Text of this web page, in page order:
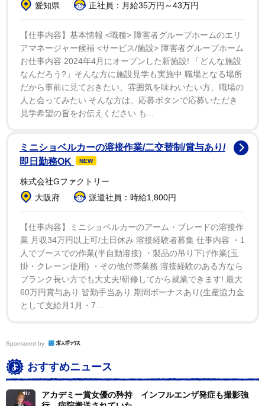
負傷はそれだけにとどまらず、その後も階段で滑って
足首を痛め、車いすで撮影したシーンもあったとラーマ
ンは明かし、「簡単ではなかったが、彼女はまさに真の
プロだった」と、ニコールのプロ根性を絶賛した。
愛知県
正社員：月給35万円～43万円
【仕事内容】基本情報 <職種> 障害者グループホームのエリ
アマネージャー候補 <サービス/施設> 障害者グループホーム
お仕事内容 2024年4月にオープンした新施設! 「どんな施設
なんだろう?」そんな方に施設見学も実施中 職場となる場所
だから事前に見ておきたい、雰囲気を味わいたい方、職場の
人と会ってみたい そんな方は、応募ボタンで応募いただき
見学希望の旨をお伝えください も...
ミニショベルカーの溶接作業/二交替制/賞与あり/
即日勤務OK
NEW
株式会社Gファクトリー
大阪府
派遣社員：時給1,800円
【仕事内容】ミニショベルカーのアーム・ブレードの溶接作
業 月収34万円以上可/土日休み 溶接経験者募集 仕事内容 ・1
人でブースでの作業(半自動溶接) ・製品の吊り下げ作業(玉
掛・クレーン使用) ・その他付帯業務 溶接経験のある方なら
ブランク長い方でも大丈夫!研修してから就業できます! 最大
60万円賞与あり 皆勤手当あり 期間ボーナスあり(生産協力金
として支給月1月・7...
Sponsored by
おすすめニュース
アカデミー賞女優の矜持 インフルエンザ発症も撮影強